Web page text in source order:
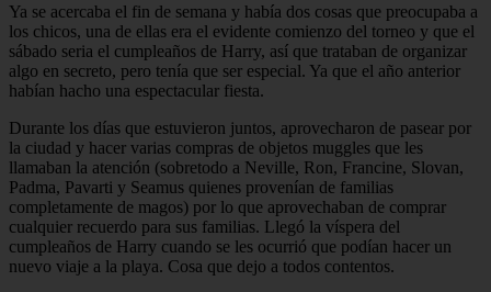
Ya se acercaba el fin de semana y había dos cosas que preocupaba a
los chicos, una de ellas era el evidente comienzo del torneo y que el
sábado seria el cumpleaños de Harry, así que trataban de organizar
algo en secreto, pero tenía que ser especial. Ya que el año anterior
habían hacho una espectacular fiesta.
Durante los días que estuvieron juntos, aprovecharon de pasear por
la ciudad y hacer varias compras de objetos muggles que les
llamaban la atención (sobretodo a Neville, Ron, Francine, Slovan,
Padma, Pavarti y Seamus quienes provenían de familias
completamente de magos) por lo que aprovechaban de comprar
cualquier recuerdo para sus familias. Llegó la víspera del
cumpleaños de Harry cuando se les ocurrió que podían hacer un
nuevo viaje a la playa. Cosa que dejo a todos contentos.